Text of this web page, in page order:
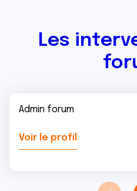
Les
Admin forum
Voir le profil